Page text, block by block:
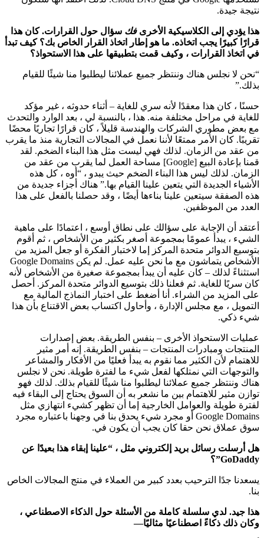
نتيجة جيدة.
هذا يؤدي إلى الكلاسيكية الأخرىفك سؤال حول القرارات. كان هذا
قرارًا كبيرًا يجب اتخاذه. ما هو إطار اتخاذ القرار الخاص بك؟ كيف تبدأ
في اتخاذ القرارات ، وكيف قمت بتطبيقها على هذا الاستحواذ؟
“نحن لا نجلس هناك وننتظر جميع عملائنا ليطلبوا منا شيئًا للقيام
بذلك.”
حسنًا ، كان هذا معقدًا لأنه سري للغاية – أثناء حدوثه ، غير مؤكد
للغاية في مراحل مختلفة منه. هذا ، بالنسبة لي ، بعد الوارد والتحدث
مع بعض مطوري الشركات والهندسة قليلاً ، كان قرارًا تجاريًا محضًا
تقريبًا. كان الأمر ممتعًا لأننا نعمل في المجالات التجارية منذ ما يقرب
من عقد من الزمان. لذلك فهي ليست مثل هذا البناء الضخم. لقد
قمنا بإعادة البيع [Google] مساحة العمل لما يقرب من عقد من
الزمان. لذلك ليس هذا البناء الضخم حيث يبدو ، “أوه ، كل هذه
الأشياء الجديدة التي يتعين علينا القيام بها.” هناك أجزاء جديدة من
هذه الصفقة سيتعين علينا بناءها أيضًا ، وقد حصلنا بالفعل على هذا
العدد من الموظفين.
أعتقد أن الإجابة على سؤالك على نطاق أوسع ، اعتمادًا على ماهية
الشيء ، يبدأ عمومًا بمجموعة أصغر بكثير من الأشخاص ، ثم أقوم
بتوسيع الدوائر متحدة المركز إما لاختبار الفكرة أو جعل المزيد من
الأشخاص يتماشون مع ما نحن عليه عمل. لم يكن Google Domains
استثناءً لذلك – كان عليه أن يبدأ بمجموعة صغيرة من الأشخاص لأنه
كان سريًا للغاية. ثم فعلنا ذلك بتوسيع الدوائر متحدة المركز. أحصل
على المزيد من الشراء. أنا أضغط على اختبار النماذج المالية مع
التمويل ، مع مجلس الإدارة ، وأحاول اكتساب بعض الاقتناع بأن هذا
شيء ذكي.
عمليات الاستحواذ الأخرى – بنفس الطريقة. بعض إصدارات
المنتجات ومبادرات المنتجات – بنفس الطريقة. إنه أمر مثير
للاهتمام لأن الكثير مما نقوم به يبدأ فعليًا من الأفكار والمشاعر
والتوجهات التي نمتلكها لفعل شيء ما لفترة طويلة. نحن لا نجلس
هناك وننتظر جميع عملائنا ليطلبوا منا شيئًا للقيام بذلك. لذلك فهو
توازن مثير للاهتمام بين ما نشعر به أن السوق يحتاج إلى البقاء فيه
لفترة طويلة والعوامل الخارجية إما أن تظهر كشيء انتهازي مثل
Google Domains أو مجرد شيء يحدق بنا في وجهنا باعتباره مجرد
سوق عملاق نحن حقا كان يجب أن يكون في.
هل أرسلت رسائل بريد إلكتروني مثل ، “علينا إبقاء هذا بعيدًا عن
GoDaddy”؟
يسعدنا جدًا الترحيب بعدد كبير من العملاء في منتج المجالات الخاص
بنا.
هذا جيد. لدي سلسلة كاملة من الأسئلة حول الذكاء الاصطناعي ،
وكان ذلك ذكاءً اصطناعيًا مثاليًا—